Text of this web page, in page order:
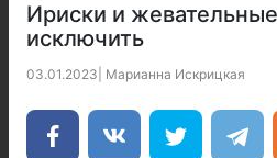
Ириски и
исключить
03.01.2023 Марианна Искрицкая